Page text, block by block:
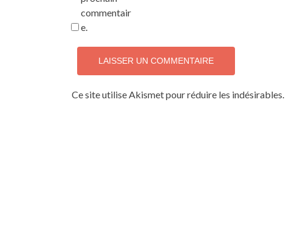
commentair
e.
Ce site utilise Akismet pour réduire les indésirables.